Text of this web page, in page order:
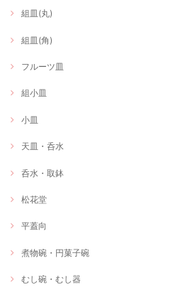
組皿(丸)
組皿(角)
フルーツ皿
組小皿
小皿
天皿・呑水
呑水・取鉢
松花堂
平蓋向
煮物碗・円菓子碗
むし碗・むし器